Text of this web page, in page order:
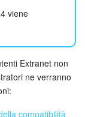
viene
Extranet non
ne verranno
compatibilità